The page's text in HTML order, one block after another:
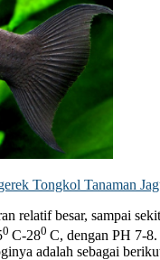
Tongkol Tanaman
relatif besar, sampai
0 C-280 C, dengan PH 7-
adalah sebagai